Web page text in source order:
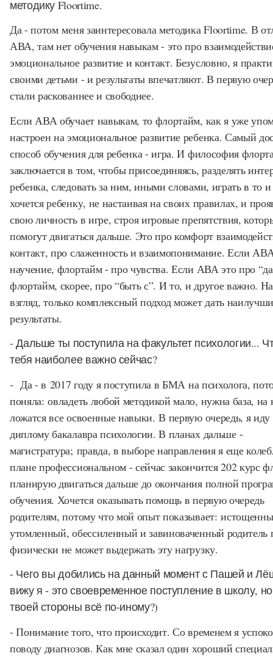
методику Floortime.
Да - потом меня заинтересовала методика Floortime. В
АВА, там нет обучения навыкам - это про
эмоциональное развитие и контакт. Безусловно, я
своими детьми - и результаты впечатляют. В первую
стали раскованнее и свободнее.
Если АВА обучает навыкам, то флортайм, как я уже
настроен на эмоциональное развитие ребенка. Самый
способ обучения для ребенка - игра. И философия
заключается в том, чтобы присоединяясь, разделять
ребенка, следовать за ним, иными словами, играть в то и
хочется ребенку, не настаивая на своих правилах, и
свою личность в игре, строя игровые препятствия,
помогут двигаться дальше. Это про комфорт
контакт, про слаженность и взаимопонимание. Если
научение, флортайм - про чувства. Если АВА это про
флортайм, скорее, про “быть с”. И то, и другое важно.
взгляд, только комплексный подход может дать
результаты.
- Дальше ты поступила на факультет психологии...
тебя наиболее важно сейчас?
- Да - в 2017 году я поступила в БМА на психолога,
поняла: овладеть любой методикой мало, нужна база, на
ложатся все освоенные навыки. В первую очередь, я иду
диплому бакалавра психологии. В планах дальше -
магистратура; правда, в выборе направления я еще
плане профессиональном - сейчас закончится 202 курс
планирую двигаться дальше до окончания полной
обучения. Хочется оказывать помощь в первую очередь
родителям, потому что мой опыт показывает:
утомленный, обессиленный и завиноваченный родитель
физически не может выдержать эту нагрузку.
- Чего вы добились на данный момент с Пашей и
вижу я - это своевременное поступление в школу,
твоей стороны всё по-иному?)
- Понимание того, что происходит. Со временем я
поводу диагнозов. Как мне сказал один хороший